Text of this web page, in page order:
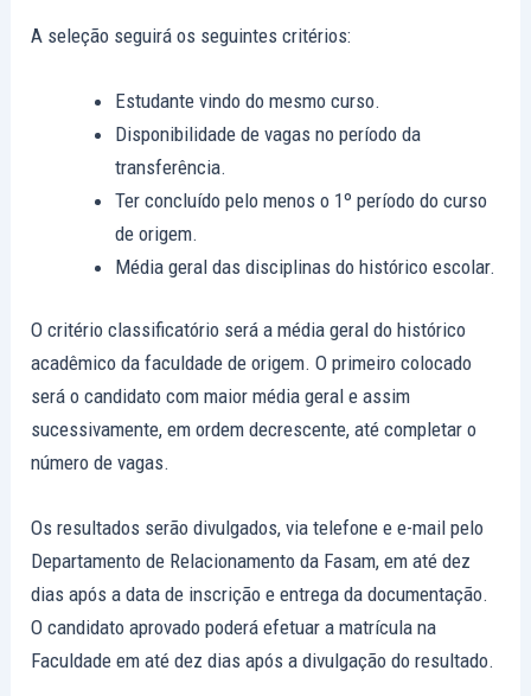
A seleção seguirá os seguintes critérios:
Estudante vindo do mesmo curso.
Disponibilidade de vagas no período da
transferência.
Ter concluído pelo menos o 1º período do curso
de origem.
Média geral das disciplinas do histórico escolar.
O critério classificatório será a média geral do histórico
acadêmico da faculdade de origem. O primeiro colocado
será o candidato com maior média geral e assim
sucessivamente, em ordem decrescente, até completar o
número de vagas.
Os resultados serão divulgados, via telefone e e-mail pelo
Departamento de Relacionamento da Fasam, em até dez
dias após a data de inscrição e entrega da documentação.
O candidato aprovado poderá efetuar a matrícula na
Faculdade em até dez dias após a divulgação do resultado.